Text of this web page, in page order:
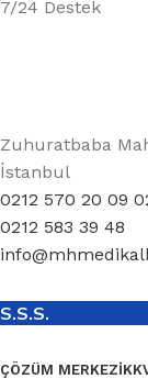
7/24 Destek
Zuhuratbaba
İstanbul
0212 570 20 09
0212 583 39 48
S.S.S.
ÇÖZÜM MERKEZI